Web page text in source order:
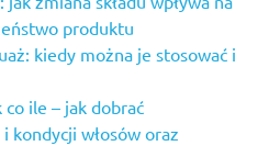
produktu
kiedy można je stosować i
ile – jak dobrać
kondycji włosów oraz